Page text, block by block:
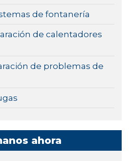
de fontanería
de calentadores
de problemas de
ahora